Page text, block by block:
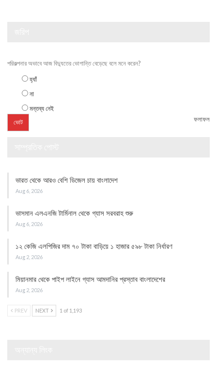
পরিকল্পনার অভাবে আজ বিদ্যুতের ভোগান্তি বেড়েছে বলে মনে করেন?
হ্যাঁ
না
মন্তব্য নেই
ফলাফল
ভারত থেকে আরও বেশি ডিজেল চায় বাংলাদেশ
Aug 6, 2026
ভাসমান এলএনজি টার্মিনাল থেকে গ্যাস সরবরাহ শুরু
Aug 6, 2026
১২ কেজি এলপিজির দাম ৭০ টাকা বাড়িয়ে ১ হাজার ৫৯৮ টাকা নির্ধারণ
Aug 2, 2026
মিয়ানমার থেকে পাইপ লাইনে গ্যাস আমদানির প্রস্তাব বাংলাদেশের
Aug 2, 2026
PREV NEXT 1 of 1,193